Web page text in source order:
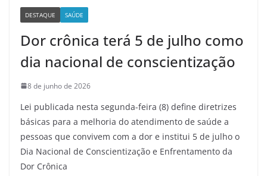
DESTAQUE SAÚDE
Dor crônica terá 5 de julho como
dia nacional de conscientização
8 de junho de 2026
Lei publicada nesta segunda-feira (8) define diretrizes
básicas para a melhoria do atendimento de saúde a
pessoas que convivem com a dor e institui 5 de julho o
Dia Nacional de Conscientização e Enfrentamento da
Dor Crônica